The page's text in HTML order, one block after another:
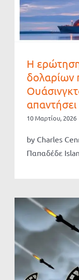
Η
δολαρίων
απαντήσει
10 Μαρτίου, 2026
by Charles
Παπαδέδε